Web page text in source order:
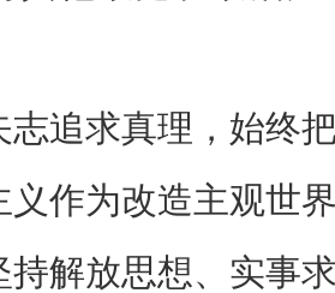
追求真理，始终
义作为改造主观世
持解放思想、实事